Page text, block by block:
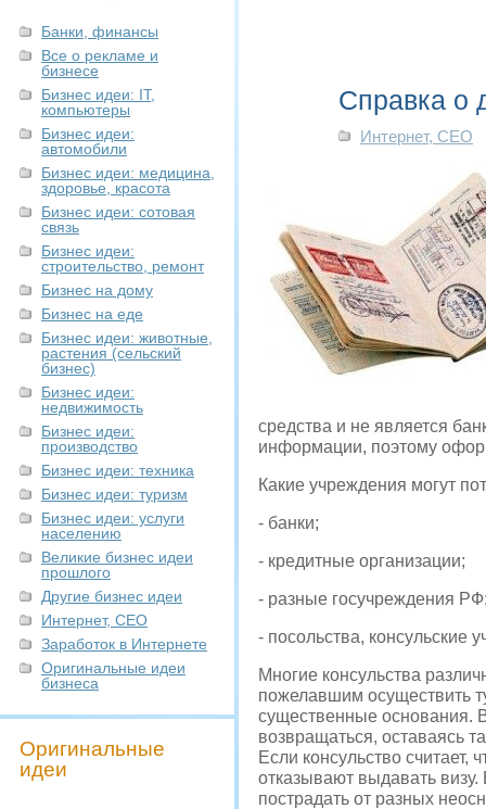
Банки, финансы
Все о рекламе и
бизнесе
Бизнес идеи: IT,
компьютеры
Бизнес идеи:
автомобили
Бизнес идеи: медицина,
здоровье, красота
Бизнес идеи: сотовая
связь
Бизнес идеи:
строительство, ремонт
Бизнес на дому
Бизнес на еде
Бизнес идеи: животные,
растения (сельский
бизнес)
Бизнес идеи:
недвижимость
Бизнес идеи:
производство
Бизнес идеи: техника
Бизнес идеи: туризм
Бизнес идеи: услуги
населению
Великие бизнес идеи
прошлого
Другие бизнес идеи
Интернет, СЕО
Заработок в Интернете
Оригинальные идеи
бизнеса
Оригинальные
идеи
Справка о
Интернет, СЕО
средства и не является
информации, поэтому
Какие учреждения могут
- банки;
- кредитные организации;
- разные госучреждения
- посольства, консульские
Многие консульства
пожелавшим осуществить
существенные основания.
возвращаться, оставаясь
Если консульство считает,
отказывают выдавать визу.
пострадать от разных